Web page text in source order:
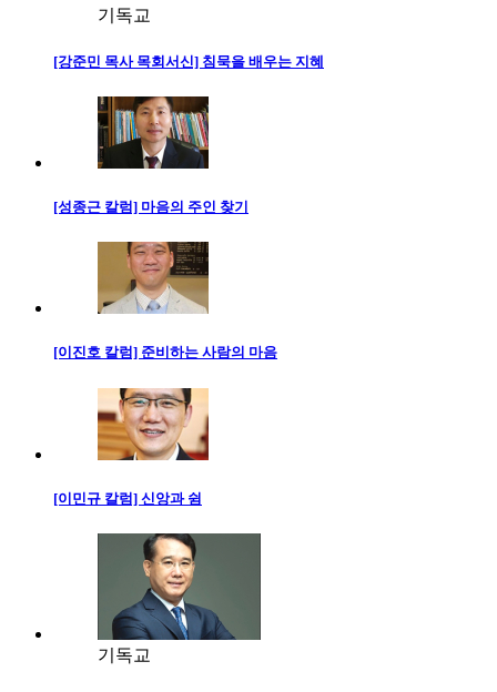
기독교
[강준민 목사 목회서신] 침묵을 배우는 지혜
[성종근 칼럼] 마음의 주인 찾기
[이진호 칼럼] 준비하는 사람의 마음
[이민규 칼럼] 신앙과 쉼
기독교